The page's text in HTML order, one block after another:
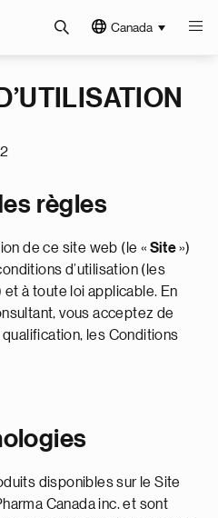
Canada
règles
de ce site web (le « Site»)
d’utilisation (les
et à toute loi applicable. En
vous acceptez de
les Conditions
disponibles sur le Site
Canada inc. et sont